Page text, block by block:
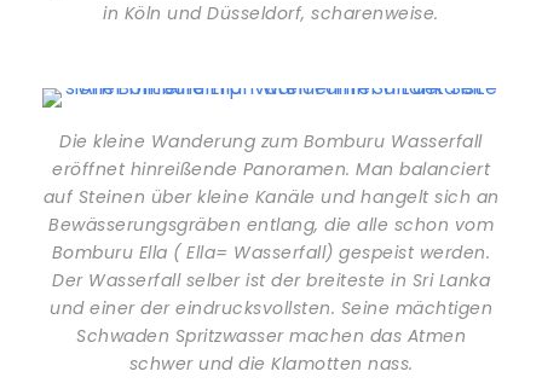
in Köln und Düsseldorf, scharenweise.
Die kleine Wanderung zum Bomburu Wasserfall
eröffnet hinreißende Panoramen. Man balanciert
auf Steinen über kleine Kanäle und hangelt sich an
Bewässerungsgräben entlang, die alle schon vom
Bomburu Ella ( Ella= Wasserfall) gespeist werden.
Der Wasserfall selber ist der breiteste in Sri Lanka
und einer der eindrucksvollsten. Seine mächtigen
Schwaden Spritzwasser machen das Atmen
schwer und die Klamotten nass.